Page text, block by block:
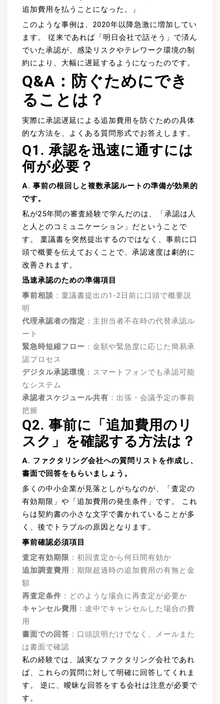
追加費用を払うことになった。」
このような事例は、2020年以降急激に増加してい
ます。 従来であれば「明日会社で話そう」で済ん
でいた承認が、感染リスクやテレワーク環境の制
約により、大幅に遅延するようになったのです。
Q&A：防ぐためにでき
ることは？
実際に承認遅延による追加費用を防ぐための具体
的な方法を、よくある質問形式でお答えします。
Q1. 承認を迅速に通すには
何が必要？
A. 事前の根回しと複数承認ルートの準備が効果的
です。
私が25年間の審査経験で学んだのは、「承認は人
と人とのコミュニケーション」だということで
す。 稟議書を突然提出するのではなく、事前に口
頭で概要を伝えておくことで、承認速度は劇的に
改善されます。
迅速承認のための準備項目
事前相談 ：稟議書提出の1-2日前に口頭で概要説
明
代理承認者の指定 ：主担当者不在時の代替承認ル
ート
緊急時短縮フロー ：金額や緊急度に応じた簡易承
認プロセス
デジタル承認環境 ：スマートフォンでも承認可能
なシステム
承認者スケジュール共有 ：出張・会議予定の事前
把握
Q2. 事前に「追加費用のリ
スク」を確認する方法は？
A. ファクタリング会社への質問リストを作成し、
書面で回答をもらいましょう。
多くの中小企業が見落としがちなのが、「査定の
有効期限」や「追加費用の発生条件」です。 これ
らは契約書の小さな文字で書かれていることが多
く、後でトラブルの原因となります。
事前確認必須項目
査定有効期限 ：初回査定から何日間有効か
追加調査費用 ：期限超過時の追加費用の有無と金
額
再査定条件 ：どのような場合に再査定が必要か
キャンセル費用 ：途中でキャンセルした場合の費
用
書面での回答 ：口頭説明だけでなく、メールまた
は書面で確認
私の経験では、誠実なファクタリング会社であれ
ば、これらの質問に対して明確に回答してくれま
す。 逆に、曖昧な回答をする会社は注意が必要で
す。